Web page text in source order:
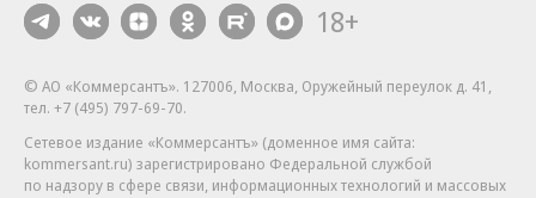
18+
© АО «Коммерсантъ». 127006, Москва, Оружейный переулок д. 41,
тел. +7 (495) 797-69-70.
Сетевое издание «Коммерсантъ» (доменное имя сайта:
kommersant.ru) зарегистрировано Федеральной службой
по надзору в сфере связи, информационных технологий и массовых